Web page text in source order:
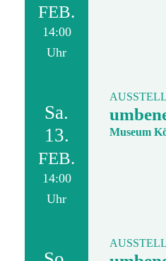
FEB.
14:00
Uhr
Sa.
13.
FEB.
14:00
Uhr
Museum